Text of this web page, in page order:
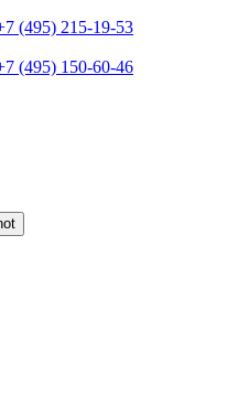
(495) 215-19-53
(495) 150-60-46